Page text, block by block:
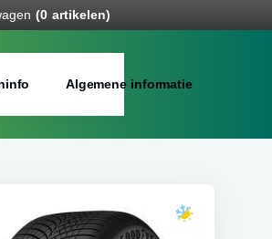
(0 artikelen)
Algemene informatie